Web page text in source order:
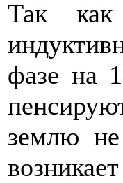
Так
фазе на
землю